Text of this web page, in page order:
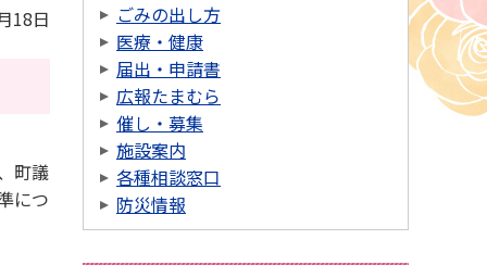
18日
町議
につ
ごみの出し方
医療・健康
届出・申請書
広報たまむら
催し・募集
施設案内
各種相談窓口
防災情報